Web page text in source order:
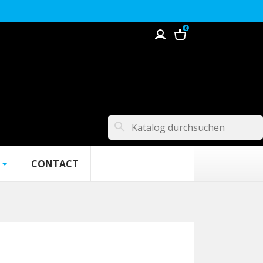
0
search
CONTACT